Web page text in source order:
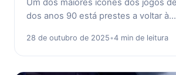
Um dos maiores ícones dos jogos
dos anos 90 está prestes a voltar à…
28 de outubro de 2025•4 min de leitura